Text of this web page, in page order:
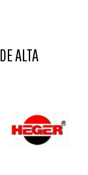
ALTA